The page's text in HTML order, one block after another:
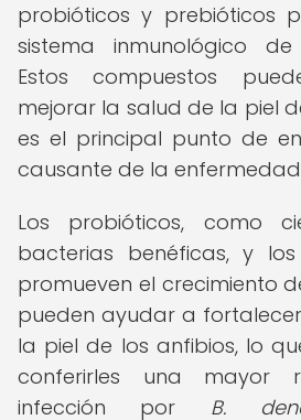
probióticos y prebióticos
sistema inmunológico
Estos compuestos
mejorar la salud de la piel
es el principal punto de
causante de la
Los probióticos, como
bacterias benéficas, y
promueven el crecimiento
pueden ayudar a
la piel de los anfibios, lo
conferirles una mayor
infección por B.